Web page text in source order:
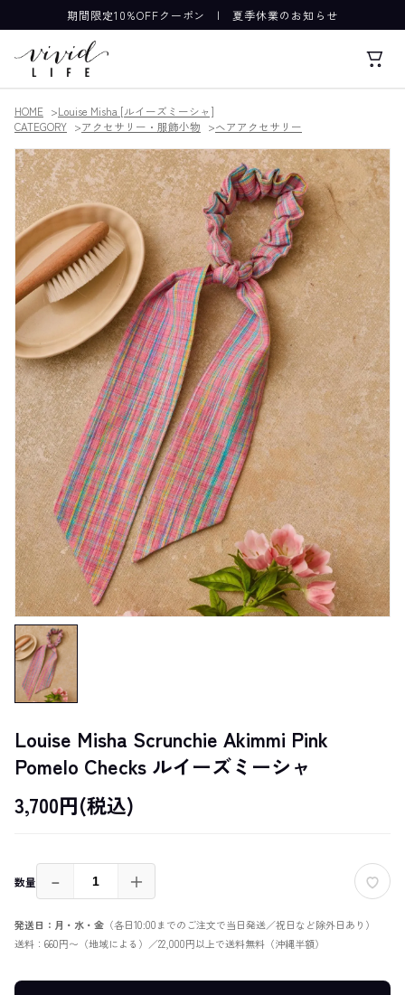
期間限定10%OFFクーポン |夏季休業のお知らせ
HOME
Louise Misha [ルイーズミーシャ]
CATEGORY
アクセサリー・服飾小物 ヘアアクセサリー
Louise Misha Scrunchie Akimmi Pink
Pomelo Checks ルイーズミーシャ
3,700円(税込)
数量 － ＋
発送日：月・水・金 （各日10:00までのご注文で当日発送／祝日など除外日あり）
送料：660円〜（地域による）／22,000円以上で送料無料（沖縄半額）